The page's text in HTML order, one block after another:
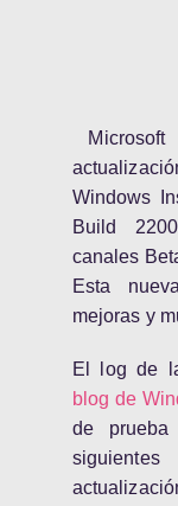
Windows
Build
canales
Esta
mejoras y
El log de
blog de
de